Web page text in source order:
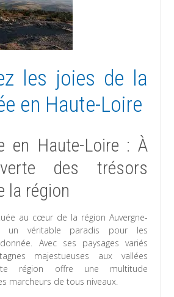
les joies de la
en Haute-Loire
en Haute-Loire : À
des trésors
la région
au cœur de la région Auvergne-
un véritable paradis pour les
Avec ses paysages variés
majestueuses aux vallées
région offre une multitude
marcheurs de tous niveaux.